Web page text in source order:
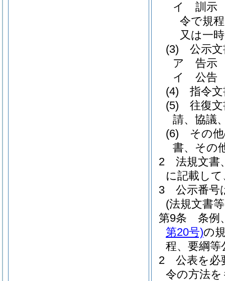
イ
訓示
令で規
又は一
(3)
公示
ア
告示
イ
公告
(4)
指令
(5)
往復
請、協議
(6)
その
書、その
2
法規文書
に記載し
3
公示番号
(法規文書
第9条
条例
第20号)の
程、要綱
2
公表を必
令の方法